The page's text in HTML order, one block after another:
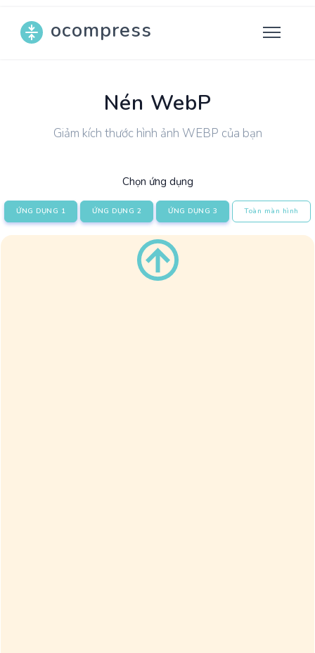
ocompress
Nén WebP
Giảm kích thước hình ảnh WEBP của bạn
Chọn ứng dụng
ỨNG DỤNG 1 ỨNG DỤNG 2 ỨNG DỤNG 3 Toàn màn hình